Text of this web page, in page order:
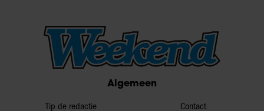
Algemeen
Tip de redactie
Contact